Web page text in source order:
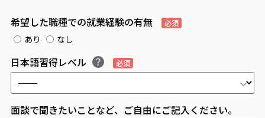
希望した職種での就業経験の有無 必須
あり なし
日本語習得レベル 必須
面談で聞きたいことなど、ご自由にご記入ください。